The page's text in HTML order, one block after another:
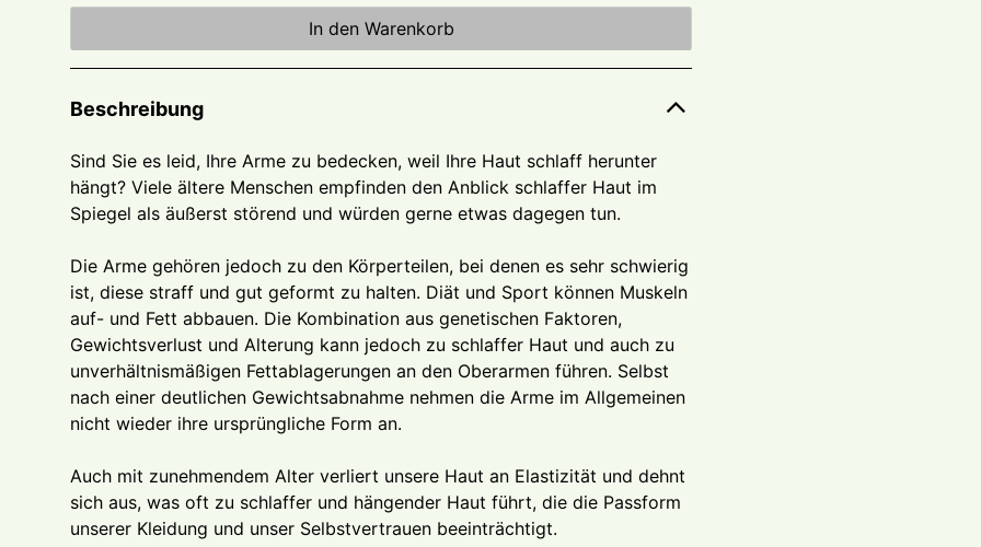
In den Warenkorb
Beschreibung
Sind Sie es leid, Ihre Arme zu bedecken, weil Ihre Haut schlaff herunter
hängt? Viele ältere Menschen empfinden den Anblick schlaffer Haut im
Spiegel als äußerst störend und würden gerne etwas dagegen tun.
Die Arme gehören jedoch zu den Körperteilen, bei denen es sehr schwierig
ist, diese straff und gut geformt zu halten. Diät und Sport können Muskeln
auf- und Fett abbauen. Die Kombination aus genetischen Faktoren,
Gewichtsverlust und Alterung kann jedoch zu schlaffer Haut und auch zu
unverhältnismäßigen Fettablagerungen an den Oberarmen führen. Selbst
nach einer deutlichen Gewichtsabnahme nehmen die Arme im Allgemeinen
nicht wieder ihre ursprüngliche Form an.
Auch mit zunehmendem Alter verliert unsere Haut an Elastizität und dehnt
sich aus, was oft zu schlaffer und hängender Haut führt, die die Passform
unserer Kleidung und unser Selbstvertrauen beeinträchtigt.